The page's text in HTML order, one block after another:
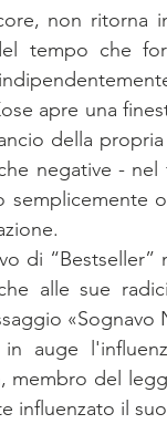
non ritorna
tempo che
apre una
della
negative -
semplicemente
di “Bestseller”
alle sue
«Sognavo
in auge
membro del
influenzato il